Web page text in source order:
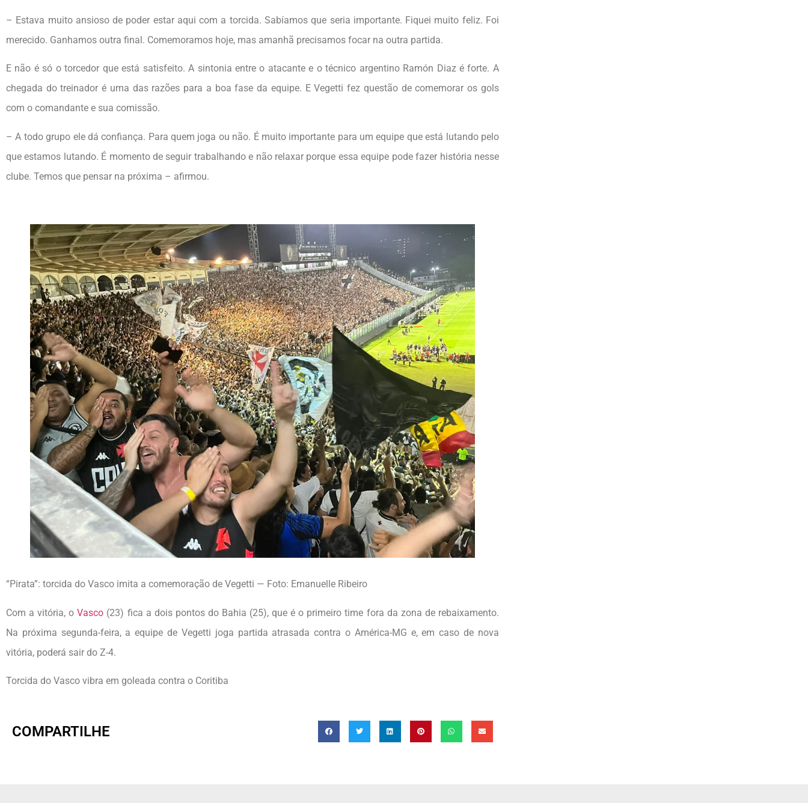
– Estava muito ansioso de poder estar aqui com a torcida. Sabíamos que seria importante. Fiquei muito feliz. Foi
merecido. Ganhamos outra final. Comemoramos hoje, mas amanhã precisamos focar na outra partida.
E não é só o torcedor que está satisfeito. A sintonia entre o atacante e o técnico argentino Ramón Diaz é forte. A
chegada do treinador é uma das razões para a boa fase da equipe. E Vegetti fez questão de comemorar os gols
com o comandante e sua comissão.
– A todo grupo ele dá confiança. Para quem joga ou não. É muito importante para um equipe que está lutando pelo
que estamos lutando. É momento de seguir trabalhando e não relaxar porque essa equipe pode fazer história nesse
clube. Temos que pensar na próxima – afirmou.
“Pirata”: torcida do Vasco imita a comemoração de Vegetti — Foto: Emanuelle Ribeiro
Com a vitória, oVasco (23) fica a dois pontos do Bahia (25), que é o primeiro time fora da zona de rebaixamento.
Na próxima segunda-feira, a equipe de Vegetti joga partida atrasada contra o América-MG e, em caso de nova
vitória, poderá sair do Z-4.
Torcida do Vasco vibra em goleada contra o Coritiba
COMPARTILHE